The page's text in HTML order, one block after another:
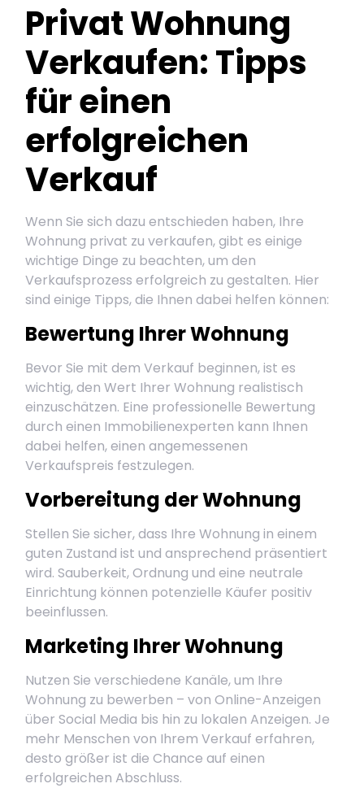
Privat Wohnung
Verkaufen: Tipps
für einen
erfolgreichen
Verkauf
Wenn Sie sich dazu entschieden haben, Ihre
Wohnung privat zu verkaufen, gibt es einige
wichtige Dinge zu beachten, um den
Verkaufsprozess erfolgreich zu gestalten. Hier
sind einige Tipps, die Ihnen dabei helfen können:
Bewertung Ihrer Wohnung
Bevor Sie mit dem Verkauf beginnen, ist es
wichtig, den Wert Ihrer Wohnung realistisch
einzuschätzen. Eine professionelle Bewertung
durch einen Immobilienexperten kann Ihnen
dabei helfen, einen angemessenen
Verkaufspreis festzulegen.
Vorbereitung der Wohnung
Stellen Sie sicher, dass Ihre Wohnung in einem
guten Zustand ist und ansprechend präsentiert
wird. Sauberkeit, Ordnung und eine neutrale
Einrichtung können potenzielle Käufer positiv
beeinflussen.
Marketing Ihrer Wohnung
Nutzen Sie verschiedene Kanäle, um Ihre
Wohnung zu bewerben – von Online-Anzeigen
über Social Media bis hin zu lokalen Anzeigen. Je
mehr Menschen von Ihrem Verkauf erfahren,
desto größer ist die Chance auf einen
erfolgreichen Abschluss.